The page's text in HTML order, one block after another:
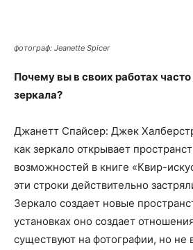
фотограф: Jeanette Spicer
Почему вы в своих работах часто
зеркала?
Джанетт Спайсер: Джек
как зеркало открывает
возможностей в книге «Квир-
эти строки действительно
Зеркало создает новые
установках оно создает
существуют на фотографии, но не